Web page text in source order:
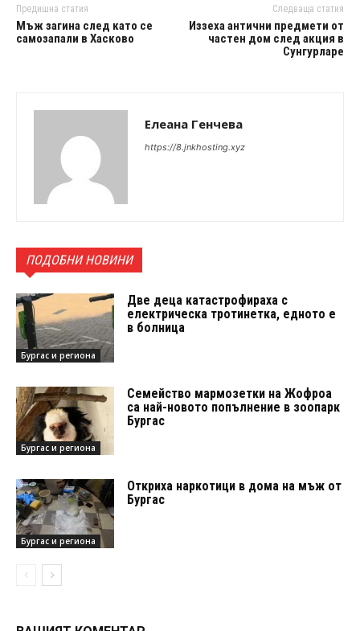
Предишна статия
Мъж загина след като се
самозапали в Хасково
Следваща статия
Иззеха антични предмети от
частен дом след акция в
Сунгурларе
Елеана Генчева
https://8.jnkhosting.xyz
ПОДОБНИ НОВИНИ
Бургас и региона
Две деца катастрофираха с
електрическа тротинетка, едното е
в болница
Бургас и региона
Семейство мармозетки на Жофроа
са най-новото попълнение в зоопарк
Бургас
Бургас и региона
Откриха наркотици в дома на мъж от
Бургас